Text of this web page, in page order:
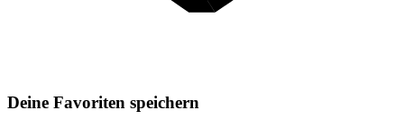
Deine Favoriten speichern